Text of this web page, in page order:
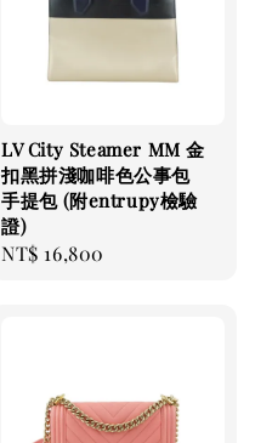
LV City Steamer MM 金
扣黑拼淺咖啡色公事包
手提包 (附entrupy檢驗
證)
Regular
NT$ 16,800